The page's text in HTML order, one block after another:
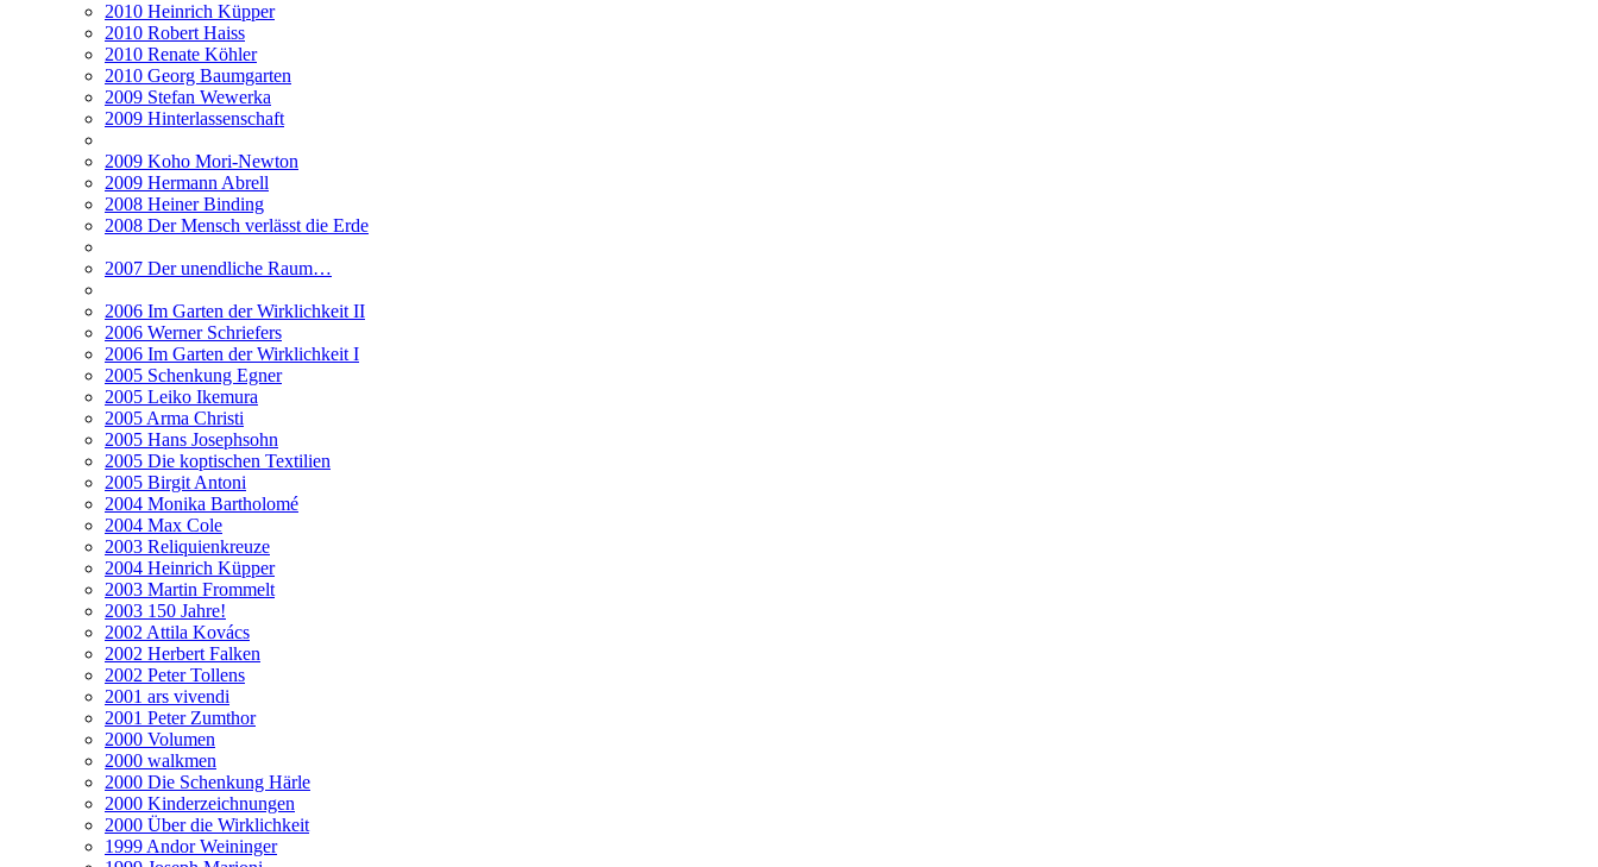
2010 Heinrich Küpper
2010 Robert Haiss
2010 Renate Köhler
2010 Georg Baumgarten
2009 Stefan Wewerka
2009 Hinterlassenschaft
2009 Koho Mori-Newton
2009 Hermann Abrell
2008 Heiner Binding
2008 Der Mensch verlässt die Erde
2007 Der unendliche Raum…
2006 Im Garten der Wirklichkeit II
2006 Werner Schriefers
2006 Im Garten der Wirklichkeit I
2005 Schenkung Egner
2005 Leiko Ikemura
2005 Arma Christi
2005 Hans Josephsohn
2005 Die koptischen Textilien
2005 Birgit Antoni
2004 Monika Bartholomé
2004 Max Cole
2003 Reliquienkreuze
2004 Heinrich Küpper
2003 Martin Frommelt
2003 150 Jahre!
2002 Attila Kovács
2002 Herbert Falken
2002 Peter Tollens
2001 ars vivendi
2001 Peter Zumthor
2000 Volumen
2000 walkmen
2000 Die Schenkung Härle
2000 Kinderzeichnungen
2000 Über die Wirklichkeit
1999 Andor Weininger